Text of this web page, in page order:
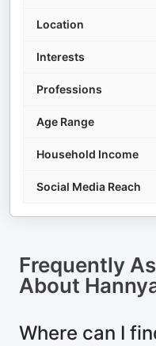
Location
Interests
Professions
Age Range
Household Income
Social Media Reach
Frequently
About
Where can I